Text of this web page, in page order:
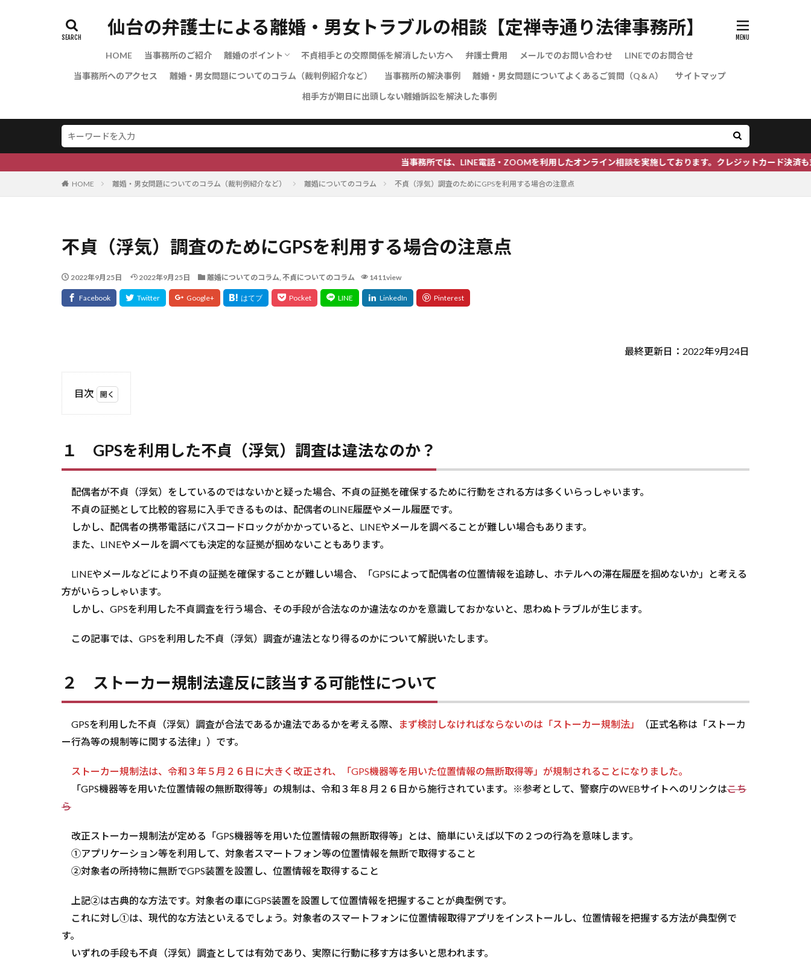
仙台の弁護士による離婚・男女トラブルの相談【定禅寺通り法律事務所】
HOME 当事務所のご紹介 離婚のポイント
不貞慰謝料について
別居を考えている方へ
親権について
子の監護者指定・引渡しについて
養育費について
面会交流について
財産分与について
年金分割について
婚姻費用について
DV（ドメスティック・バイオレンス）につ
モラルハラスメントについて知りたい
離婚協議書について
離婚調停の申し立てを考えている方へ
離婚調停を申し立てられた方へ
協議離婚・調停離婚・裁判離婚の違いについ
不貞相手との交際関係を解消したい方へ 弁護士費用 メールでのお問い合わせ
LINEでのお問合せ
当事務所へのアクセス
離婚・男女問題についてのコラム（裁判例紹介など） 当事務所の解決事例 離婚・男女問題についてよくあるご質問（Q＆A）
サイトマップ
相手方が期日に出頭しない離婚訴訟を解決した事例
当事務所では、LINE電話・ZOOMを利用したオンライン相談を実施しております。クレジットカード決済も対応可能です。
HOME 離婚・男女問題についてのコラム（裁判例紹介など） 離婚についてのコラム 不貞（浮気）調査のためにGPSを利用する場合の注意点
不貞（浮気）調査のためにGPSを利用する場合の注意点
2022年9月25日 2022年9月25日 離婚についてのコラム, 不貞についてのコラム 1411view
最終更新日：2022年9月24日
目次
貞
気）
調査
は違
法な
か？
2
２
ーカ
に該
当す
能性
につ
3
３
定め
る迷
止条
反に
該当
する
可能
性に
１ GPSを利用した不貞（浮気）調査は違法なのか？
配偶者が不貞（浮気）をしているのではないかと疑った場合、不貞の証拠を確保するために行動をされる方は多くいらっしゃいます。
不貞の証拠として比較的容易に入手できるものは、配偶者のLINE履歴やメール履歴です。
しかし、配偶者の携帯電話にパスコードロックがかかっていると、LINEやメールを調べることが難しい場合もあります。
また、LINEやメールを調べても決定的な証拠が掴めないこともあります。
LINEやメールなどにより不貞の証拠を確保することが難しい場合、「GPSによって配偶者の位置情報を追跡し、ホテルへの滞在履歴を掴めないか」と考える
方がいらっしゃいます。
しかし、GPSを利用した不貞調査を行う場合、その手段が合法なのか違法なのかを意識しておかないと、思わぬトラブルが生じます。
この記事では、GPSを利用した不貞（浮気）調査が違法となり得るのかについて解説いたします。
２ ストーカー規制法違反に該当する可能性について
GPSを利用した不貞（浮気）調査が合法であるか違法であるかを考える際、 まず検討しなければならないのは「ストーカー規制法」
（正式名称は「ストーカ
ー行為等の規制等に関する法律」）です。
ストーカー規制法は、令和３年５月２６日に大きく改正され、「GPS機器等を用いた位置情報の無断取得等」が規制されることになりました。
「GPS機器等を用いた位置情報の無断取得等」の規制は、令和３年８月２６日から施行されています。※参考として、警察庁のWEBサイトへのリンクはこち
ら
改正ストーカー規制法が定める「GPS機器等を用いた位置情報の無断取得等」とは、簡単にいえば以下の２つの行為を意味します。
①アプリケーション等を利用して、対象者スマートフォン等の位置情報を無断で取得すること
②対象者の所持物に無断でGPS装置を設置し、位置情報を取得すること
上記②は古典的な方法です。対象者の車にGPS装置を設置して位置情報を把握することが典型例です。
これに対し①は、現代的な方法といえるでしょう。対象者のスマートフォンに位置情報取得アプリをインストールし、位置情報を把握する方法が典型例で
す。
いずれの手段も不貞（浮気）調査としては有効であり、実際に行動に移す方は多いと思われます。